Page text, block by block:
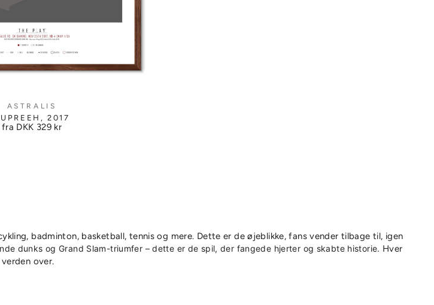
ASTRALIS
2017
fra DKK 329 kr
badminton, basketball, tennis og mere. Dette er de øjeblikke, fans vender tilbage til, igen
dunks og Grand Slam-triumfer – dette er de spil, der fangede hjerter og skabte historie. Hver
over.